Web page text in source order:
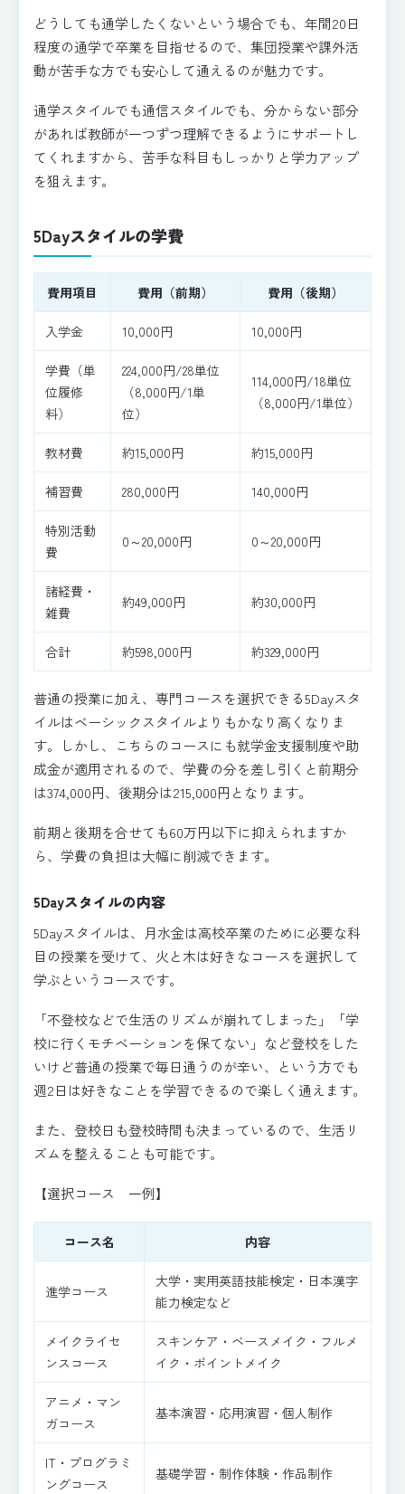
どうしても通学したくないという場合でも、年間20日
程度の通学で卒業を目指せるので、集団授業や課外活
動が苦手な方でも安心して通えるのが魅力です。
通学スタイルでも通信スタイルでも、分からない部分
があれば教師が一つずつ理解できるようにサポートし
てくれますから、苦手な科目もしっかりと学力アップ
を狙えます。
5Dayスタイルの学費
費用項目 費用（前期） 費用（後期）
入学金 10,000円 10,000円
学費（単
位履修
料）
224,000円/28単位
（8,000円/1単
位）
114,000円/18単位
（8,000円/1単位）
教材費 約15,000円 約15,000円
補習費 280,000円 140,000円
特別活動
費
0～20,000円 0～20,000円
諸経費・
雑費
約49,000円 約30,000円
合計 約598,000円 約329,000円
普通の授業に加え、専門コースを選択できる5Dayスタ
イルはベーシックスタイルよりもかなり高くなりま
す。しかし、こちらのコースにも就学金支援制度や助
成金が適用されるので、学費の分を差し引くと前期分
は374,000円、後期分は215,000円となります。
前期と後期を合せても60万円以下に抑えられますか
ら、学費の負担は大幅に削減できます。
5Dayスタイルの内容
5Dayスタイルは、月水金は高校卒業のために必要な科
目の授業を受けて、火と木は好きなコースを選択して
学ぶというコースです。
「不登校などで生活のリズムが崩れてしまった」「学
校に行くモチベーションを保てない」など登校をした
いけど普通の授業で毎日通うのが辛い、という方でも
週2日は好きなことを学習できるので楽しく通えます。
また、登校日も登校時間も決まっているので、生活リ
ズムを整えることも可能です。
【選択コース 一例】
コース名 内容
進学コース
大学・実用英語技能検定・日本漢字
能力検定など
メイクライセ
ンスコース
スキンケア・ベースメイク・フルメ
イク・ポイントメイク
アニメ・マン
ガコース
基本演習・応用演習・個人制作
IT・プログラミ
ングコース
基礎学習・制作体験・作品制作